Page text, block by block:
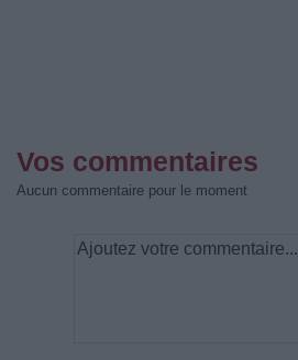
Vos commentaires
Aucun commentaire pour le moment